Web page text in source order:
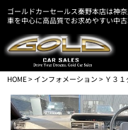
ゴールドカーセールス秦野本店は神
車を中心に高品質でお求めやすい中
HOME> インフォメーション > Ｙ３１